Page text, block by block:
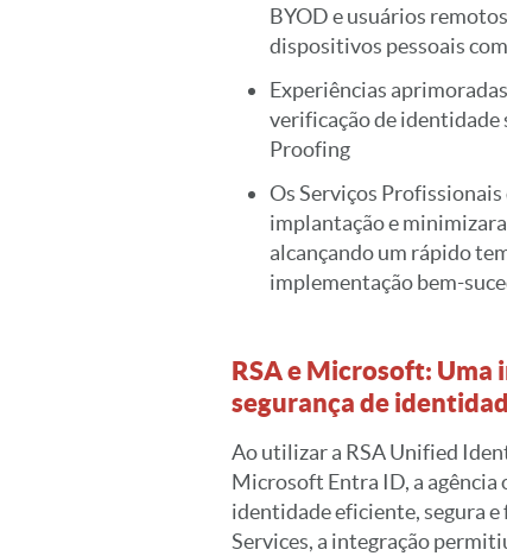
BYOD e usuários
dispositivos pessoais
Experiências
verificação de identidade
Proofing
Os Serviços Profissionais
implantação e
alcançando um rápido
implementação bem-
RSA e Microsoft: Uma
segurança de
Ao utilizar a RSA Unified
Microsoft Entra ID, a agência
identidade eficiente, segura
Services, a integração